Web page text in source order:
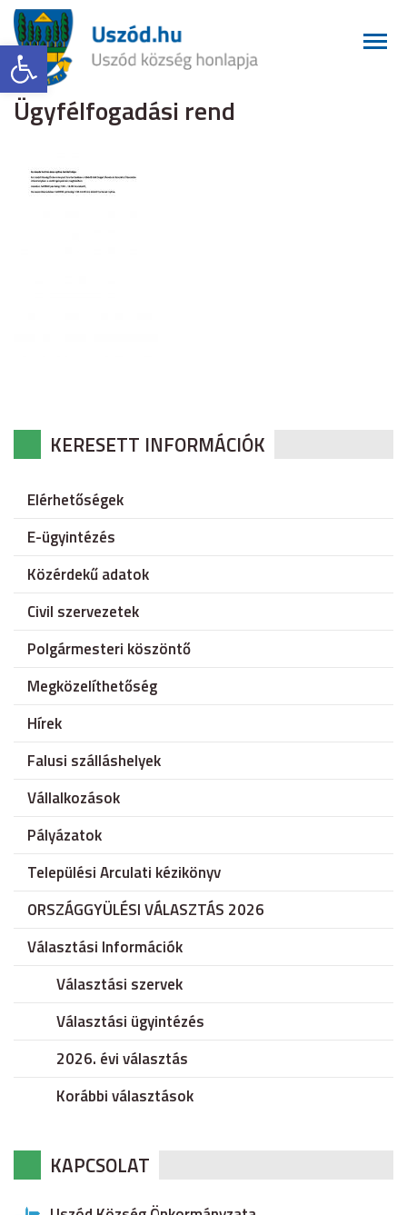
Eszköztár megnyitása
Ügyfélfogadási rend
KERESETT INFORMÁCIÓK
Elérhetőségek
E-ügyintézés
Közérdekű adatok
Civil szervezetek
Polgármesteri köszöntő
Megközelíthetőség
Hírek
Falusi szálláshelyek
Vállalkozások
Pályázatok
Települési Arculati kézikönyv
ORSZÁGGYÜLÉSI VÁLASZTÁS 2026
Választási Információk
Választási szervek
Választási ügyintézés
2026. évi választás
Korábbi választások
KAPCSOLAT